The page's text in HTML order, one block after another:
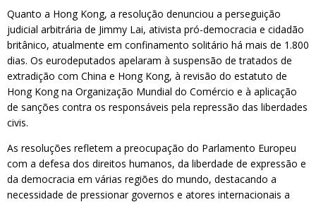
Quanto a Hong Kong, a resolução denunciou a perseguição
judicial arbitrária de Jimmy Lai, ativista pró-democracia e cidadão
britânico, atualmente em confinamento solitário há mais de 1.800
dias. Os eurodeputados apelaram à suspensão de tratados de
extradição com China e Hong Kong, à revisão do estatuto de
Hong Kong na Organização Mundial do Comércio e à aplicação
de sanções contra os responsáveis pela repressão das liberdades
civis.
As resoluções refletem a preocupação do Parlamento Europeu
com a defesa dos direitos humanos, da liberdade de expressão e
da democracia em várias regiões do mundo, destacando a
necessidade de pressionar governos e atores internacionais a